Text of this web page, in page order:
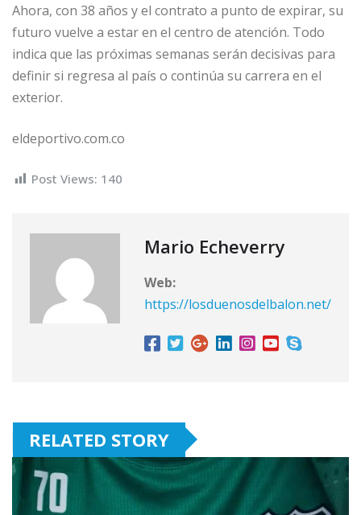
Ahora, con 38 años y el contrato a punto de expirar, su
futuro vuelve a estar en el centro de atención. Todo
indica que las próximas semanas serán decisivas para
definir si regresa al país o continúa su carrera en el
exterior.
eldeportivo.com.co
Post Views: 140
Mario Echeverry
Web:
https://losduenosdelbalon.net/
RELATED STORY